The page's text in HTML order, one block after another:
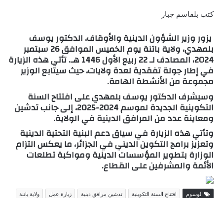
كتب بلقاسم جبار
يزور وزير الشؤون الدينية والأوقاف، الدكتور يوسف
بلمهدي، ولاية باتنة يوم الخميس الموافق 26 سبتمبر
2024، المصادف لـ 22 ربيع الأول 1446 هـ. تأتي هذه الزيارة
في إطار جولة تفقدية لعدة ولايات، حيث سيتابع الوزير
مجموعة من الأنشطة الهامة.
وسيشرف الدكتور يوسف بلمهدي على افتتاح السنة
التكوينية الجديدة لموسم 2024-2025، إلى جانب تدشين
ومعاينة عدد من المرافق الدينية في الولاية.
وتأتي هذه الزيارة في سياق دعم البنية التحتية الدينية
وتعزيز برامج التكوين الديني في الجزائر، ما يعكس التزام
الوزارة بتطوير المؤسسات الدينية ومواكبة تطلعات
الأئمة والمشرفين على القطاع.
الوسوم افتتاح السنة التكوينية تدشين مرافق دينية زيارة عمل
ولاية باتنة